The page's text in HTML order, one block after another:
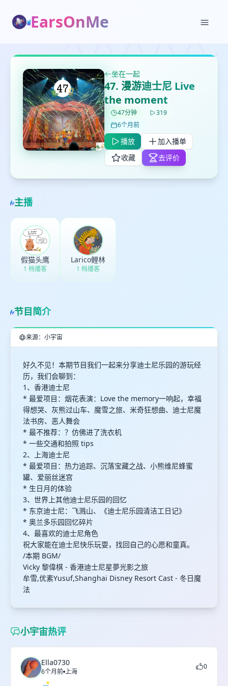
EarsOnMe
坐在一起
47. 漫游迪士尼 Live
the moment
47分钟
319
6个月前
播放
加入播单
收藏
去评价
主播
假猫头鹰
1 档播客
Larico鲤林
1 档播客
节目简介
来源：小宇宙
好久不见！本期节目我们一起来分享迪士尼乐园的游玩经
历，我们会聊到：
1、香港迪士尼
* 最爱项目：烟花表演：Love the memory一响起，幸福
得想哭、灰熊过山车、魔雪之旅、米奇狂想曲、迪士尼魔
法书房、恶人舞会
* 最不推荐：？仿佛进了洗衣机
* 一些交通和拍照 tips
2、上海迪士尼
* 最爱项目：热力追踪、沉落宝藏之战、小熊维尼蜂蜜
罐、爱丽丝迷宫
* 生日月的体验
3、世界上其他迪士尼乐园的回忆
* 东京迪士尼：飞溅山、《迪士尼乐园清洁工日记》
* 奥兰多乐园回忆碎片
4、最喜欢的迪士尼角色
祝大家能在迪士尼快乐玩耍，找回自己的心愿和童真。
/本期 BGM/
Vicky 黎偉棋 - 香港迪士尼星夢光影之旅
牟雪,优素Yusuf,Shanghai Disney Resort Cast - 冬日魔
法
小宇宙热评
Ella0730
6个月前 上海
0
打分
鼠标下留人
删除确认
取消 确认删除
加入播单